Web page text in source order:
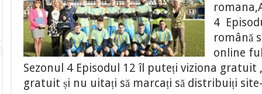
4
română
online
Sezonul 4 Episodul 12 îl puteți viziona gratuit
gratuit și nu uitați să marcați să distribuiți